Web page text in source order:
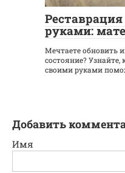
руками:
Мечтаете обновить
состояние? Узнайте,
своими руками
Добавить
Имя